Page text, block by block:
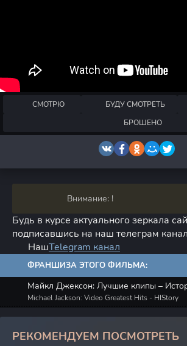
СМОТРЮ БУДУ СМОТРЕТЬ
БРОШЕНО
Внимание: !
Будь в курсе актуального зеркала
подписавшись на наш телеграм
НашTelegram канал
ФРАНШИЗА ЭТОГО ФИЛЬМА:
Майкл Джексон: Лучшие клипы –
Michael Jackson: Video Greatest Hits - HIStory
РЕКОМЕНДУЕМ ПОСМОТРЕТЬ